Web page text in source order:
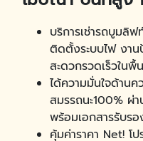
บริการเช่ารถบูมลิ
ติดตั้งระบบไฟ งาน
สะดวกรวดเร็วใน
ได้ความมั่นใจด้าน
สมรรถนะ100% ผ่
พร้อมเอกสารรับร
คุ้มค่าราคา Net! โ